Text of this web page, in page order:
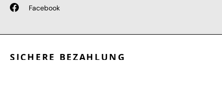
Facebook
SICHERE BEZAHLUNG